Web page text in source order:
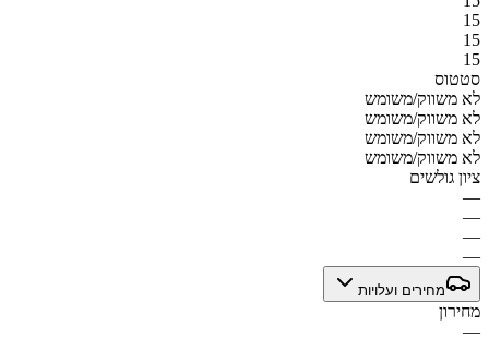
15
15
15
סטטוס
לא משווק/משומש
לא משווק/משומש
לא משווק/משומש
לא משווק/משומש
ציון גולשים
—
—
—
—
מחירים ועלויות
מחירון
—